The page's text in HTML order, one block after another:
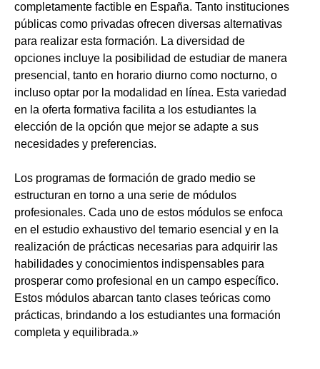
completamente factible en España. Tanto instituciones
públicas como privadas ofrecen diversas alternativas
para realizar esta formación. La diversidad de
opciones incluye la posibilidad de estudiar de manera
presencial, tanto en horario diurno como nocturno, o
incluso optar por la modalidad en línea. Esta variedad
en la oferta formativa facilita a los estudiantes la
elección de la opción que mejor se adapte a sus
necesidades y preferencias.
Los programas de formación de grado medio se
estructuran en torno a una serie de módulos
profesionales. Cada uno de estos módulos se enfoca
en el estudio exhaustivo del temario esencial y en la
realización de prácticas necesarias para adquirir las
habilidades y conocimientos indispensables para
prosperar como profesional en un campo específico.
Estos módulos abarcan tanto clases teóricas como
prácticas, brindando a los estudiantes una formación
completa y equilibrada.»